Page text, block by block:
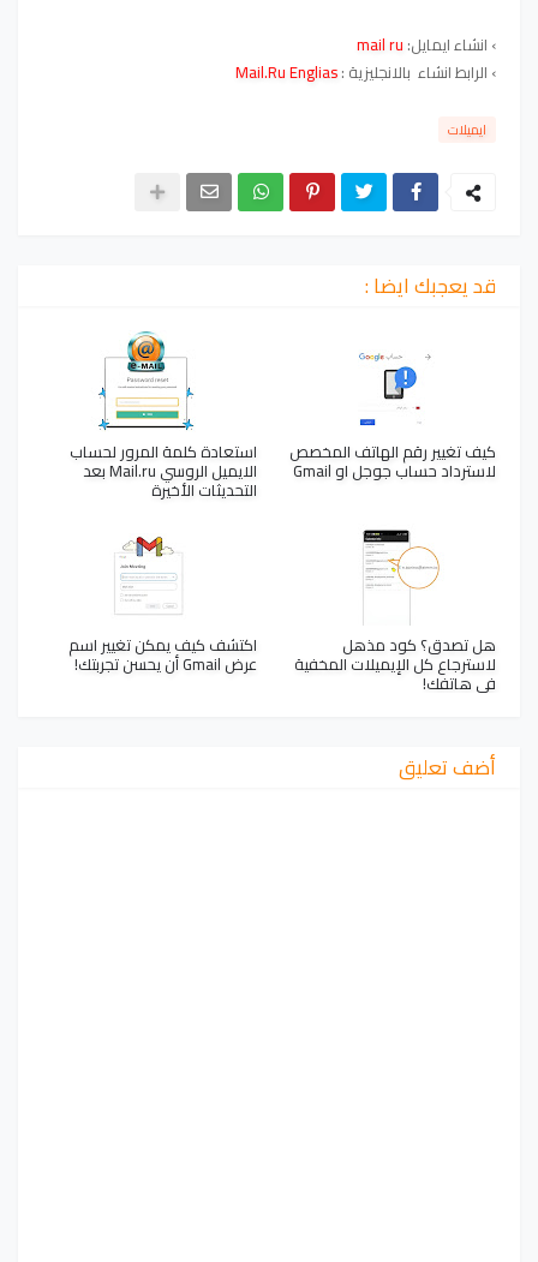
› انشاء ايمايل:
› الرابط انشاء بالانجليزية :Mail.Ru Englias
ايميلات
قد يعجبك ايضا :
كيف تغيير رقم الهاتف المخصص
لاسترداد حساب جوجل او Gmail
استعادة كلمة المرور لحساب
الايميل الروسي Mail.ru بعد
التحديثات الأخيرة
هل تصدق؟ كود مذهل
لاسترجاع كل الإيميلات المخفية
في هاتفك!
اكتشف كيف يمكن تغيير اسم
عرض Gmail أن يحسن تجربتك!
أضف تعليق